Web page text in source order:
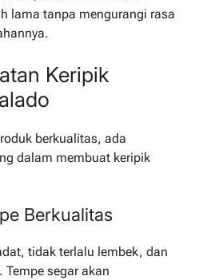
lama tanpa mengurangi rasa
Keripik
berkualitas, ada
dalam membuat keripik
Berkualitas
tidak terlalu lembek, dan
segar akan